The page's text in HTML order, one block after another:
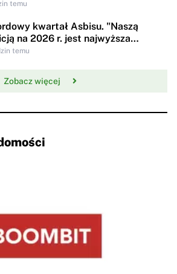
temu
kwartał Asbisu. "Naszą
na 2026 r. jest najwyższa
w historii"
temu
Zobacz więcej